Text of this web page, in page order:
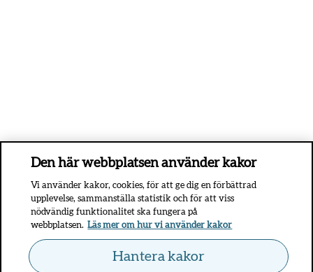
Den här webbplatsen använder kakor
Vi använder kakor, cookies, för att ge dig en förbättrad
upplevelse, sammanställa statistik och för att viss
nödvändig funktionalitet ska fungera på
webbplatsen. Läs mer om hur vi använder kakor
Hantera kakor